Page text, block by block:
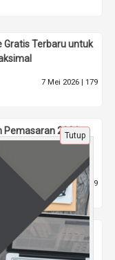
Gratis Terbaru untuk
7 Mei 2026 | 179
Pemasaran 2026:
Anda Mengikuti
27 Des 2025 |459
Digital sebagai
Online
Tutup